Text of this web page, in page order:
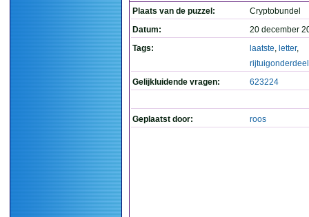
Plaats van de puzzel:
Cryptobundel
Datum:
20 december
Tags:
laatste, letter,
rijtuigonderdeel
Gelijkluidende vragen:
623224
Geplaatst door: roos